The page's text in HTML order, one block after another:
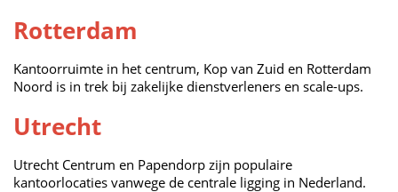
Rotterdam
Kantoorruimte in het centrum, Kop van Zuid en Rotterdam
Noord is in trek bij zakelijke dienstverleners en scale-ups.
Utrecht
Utrecht Centrum en Papendorp zijn populaire
kantoorlocaties vanwege de centrale ligging in Nederland.